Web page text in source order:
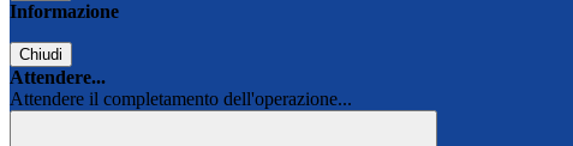
Informazione
Chiudi
Attendere...
Attendere il completamento dell'operazione...